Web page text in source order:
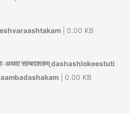
| 0.00 KB
अथवा साम्बदशकम् dashashlokeestuti
| 0.00 KB